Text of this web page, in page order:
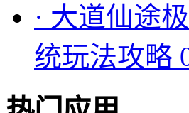
· 大道仙途
统玩法攻略